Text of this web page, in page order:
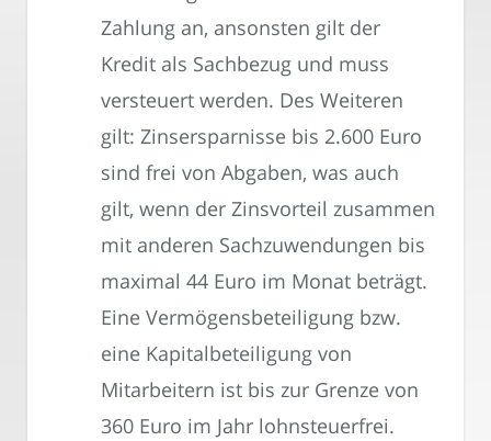
Zahlung an, ansonsten gilt der
Kredit als Sachbezug und muss
versteuert werden. Des Weiteren
gilt: Zinsersparnisse bis 2.600 Euro
sind frei von Abgaben, was auch
gilt, wenn der Zinsvorteil zusammen
mit anderen Sachzuwendungen bis
maximal 44 Euro im Monat beträgt.
Eine Vermögensbeteiligung bzw.
eine Kapitalbeteiligung von
Mitarbeitern ist bis zur Grenze von
360 Euro im Jahr lohnsteuerfrei.